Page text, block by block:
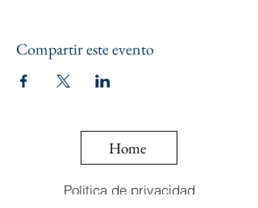
Compartir este evento
Home
Politica de privacidad